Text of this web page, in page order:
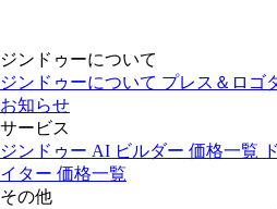
ジンドゥーについて
ジンドゥーについて プレス＆ロゴ
お知らせ
サービス
ジンドゥー AI ビルダー 価格一覧
イター 価格一覧
その他